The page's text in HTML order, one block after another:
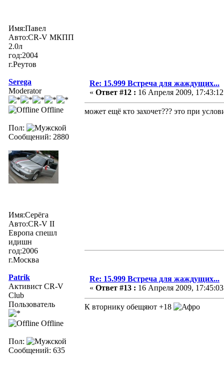
Имя:Павел
Авто:CR-V МКПП
2.0л
год:2004
г.Реутов
Serega
Moderator
Offline
Пол:
Сообщений: 2880
Имя:Серёга
Авто:CR-V II
Европа спешл
идишн
год:2006
г.Москва
Re: 15.999 Встреча для жаждущих...
« Ответ #12 : 16 Апреля 2009,
может ещё кто захочет??? это при
Patrik
Активист CR-V
Club
Пользователь
Offline
Пол:
Сообщений: 635
Re: 15.999 Встреча для жаждущих...
« Ответ #13 : 16 Апреля 2009,
К вторнику обещяют +18